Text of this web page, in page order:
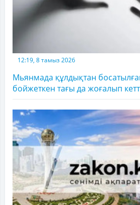
12:19, 8 тамыз 2026
Мьянмада құлдықтан
бойжеткен тағы да жоғалып